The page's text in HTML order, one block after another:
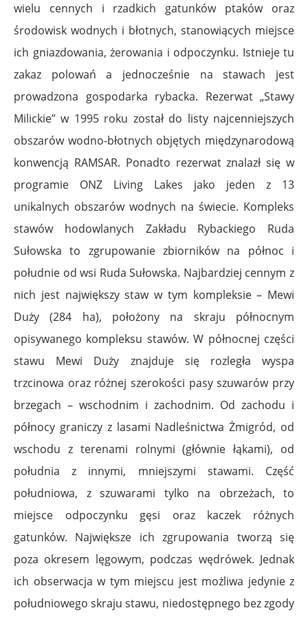
wielu cennych i rzadkich gatunków ptaków oraz
środowisk wodnych i błotnych, stanowiących miejsce
ich gniazdowania, żerowania i odpoczynku. Istnieje tu
zakaz polowań a jednocześnie na stawach jest
prowadzona gospodarka rybacka. Rezerwat „Stawy
Milickie” w 1995 roku został do listy najcenniejszych
obszarów wodno-błotnych objętych międzynarodową
konwencją RAMSAR. Ponadto rezerwat znalazł się w
programie ONZ Living Lakes jako jeden z 13
unikalnych obszarów wodnych na świecie. Kompleks
stawów hodowlanych Zakładu Rybackiego Ruda
Sułowska to zgrupowanie zbiorników na północ i
południe od wsi Ruda Sułowska. Najbardziej cennym z
nich jest największy staw w tym kompleksie – Mewi
Duży (284 ha), położony na skraju północnym
opisywanego kompleksu stawów. W północnej części
stawu Mewi Duży znajduje się rozległa wyspa
trzcinowa oraz różnej szerokości pasy szuwarów przy
brzegach – wschodnim i zachodnim. Od zachodu i
północy graniczy z lasami Nadleśnictwa Żmigród, od
wschodu z terenami rolnymi (głównie łąkami), od
południa z innymi, mniejszymi stawami. Część
południowa, z szuwarami tylko na obrzeżach, to
miejsce odpoczynku gęsi oraz kaczek różnych
gatunków. Największe ich zgrupowania tworzą się
poza okresem lęgowym, podczas wędrówek. Jednak
ich obserwacja w tym miejscu jest możliwa jedynie z
południowego skraju stawu, niedostępnego bez zgody